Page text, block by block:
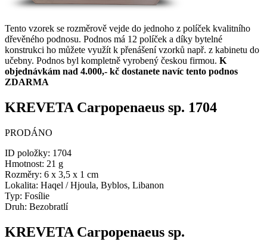
Tento vzorek se rozměrově vejde do jednoho z políček kvalitního
dřevěného podnosu. Podnos má 12 políček a díky bytelné
konstrukci ho můžete využít k přenášení vzorků např. z kabinetu do
učebny. Podnos byl kompletně vyrobený českou firmou. K
objednávkám nad 4.000,- kč dostanete navíc tento podnos
ZDARMA
KREVETA Carpopenaeus sp. 1704
PRODÁNO
ID položky: 1704
Hmotnost: 21 g
Rozměry: 6 x 3,5 x 1 cm
Lokalita: Haqel / Hjoula, Byblos, Libanon
Typ: Fosílie
Druh: Bezobratlí
KREVETA Carpopenaeus sp.